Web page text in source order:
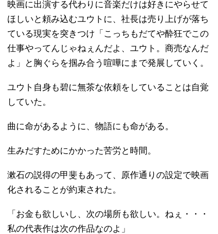
映画に出演する代わりに音楽だけは好きにやらせて
ほしいと頼み込むユウトに、社長は売り上げが落ち
ている現実を突きつけ「こっちもだてや酔狂でこの
仕事やってんじゃねぇんだよ、ユウト。商売なんだ
よ」と胸ぐらを掴み合う喧嘩にまで発展していく。
ユウト自身も碧に無茶な依頼をしていることは自覚
していた。
曲に命があるように、物語にも命がある。
生みだすためにかかった苦労と時間。
漱石の説得の甲斐もあって、原作通りの設定で映画
化されることが約束された。
「お金も欲しいし、次の場所も欲しい。ねぇ・・・
私の代表作は次の作品なのよ」